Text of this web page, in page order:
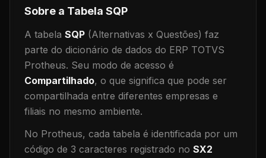
Sobre a Tabela SQP
A tabela SQP (Alternativas x Questões) faz
parte do dicionário de dados do ERP TOTVS
Protheus. Seu modo de acesso é
Compartilhado, o que significa que pode ser
compartilhada entre diferentes empresas e
filiais no mesmo ambiente.
No Protheus, cada tabela é identificada por um
código de 3 caracteres registrado no SX2